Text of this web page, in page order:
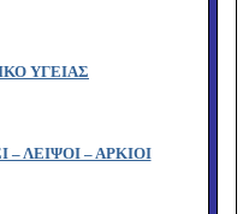
ΥΓΕΙΑΣ
ΛΕΙΨΟΙ – ΑΡΚΙΟΙ